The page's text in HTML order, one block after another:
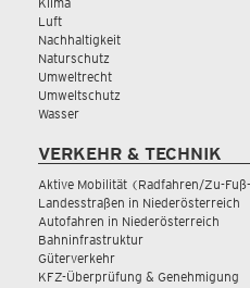
Luft
Nachhaltigkeit
Naturschutz
Umweltrecht
Umweltschutz
Wasser
VERKEHR & TECHNIK
Aktive Mobilität (Radfahren/Zu-
Landesstraßen in Niederösterreich
Autofahren in Niederösterreich
Bahninfrastruktur
Güterverkehr
KFZ-Überprüfung & Genehmigung